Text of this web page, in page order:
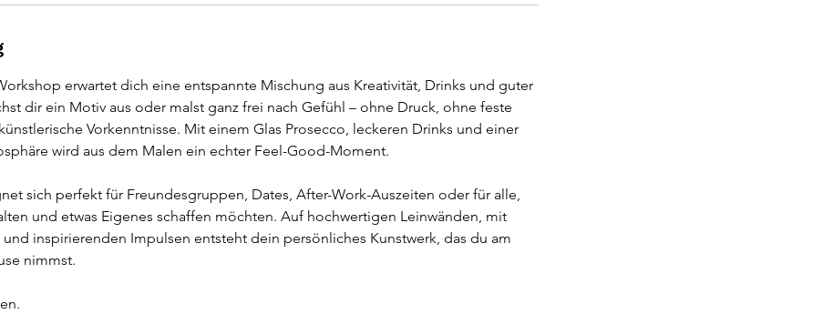
erwartet dich eine entspannte Mischung aus Kreativität, Drinks und guter
dir ein Motiv aus oder malst ganz frei nach Gefühl – ohne Druck, ohne feste
Vorkenntnisse. Mit einem Glas Prosecco, leckeren Drinks und einer
wird aus dem Malen ein echter Feel-Good-Moment.
sich perfekt für Freundesgruppen, Dates, After-Work-Auszeiten oder für alle,
und etwas Eigenes schaffen möchten. Auf hochwertigen Leinwänden, mit
inspirierenden Impulsen entsteht dein persönliches Kunstwerk, das du am
nimmst.